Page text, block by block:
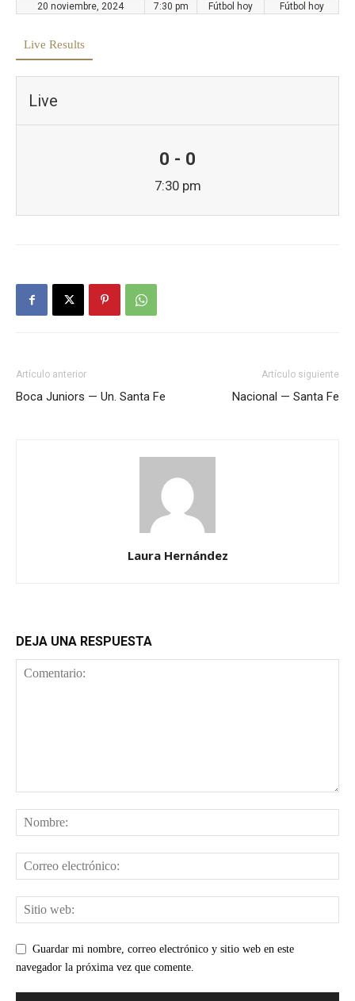
20 noviembre, 2024
7:30 pm Fútbol hoy Fútbol hoy
Live Results
Live
0 - 0
7:30 pm
Artículo anterior
Boca Juniors — Un. Santa Fe
Artículo siguiente
Nacional — Santa Fe
Laura Hernández
DEJA UNA RESPUESTA
Guardar mi nombre, correo electrónico y sitio web en este
navegador la próxima vez que comente.